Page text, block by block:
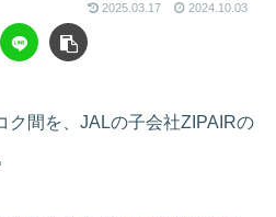
2025.03.17 2024.10.03
間を、JALの子会社ZIPAIRの